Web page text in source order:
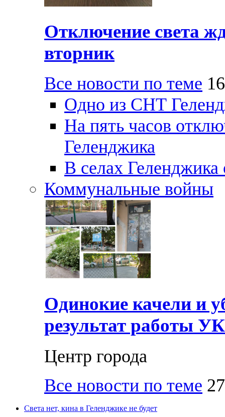
Отключение света
вторник
Все новости по теме
Одно из СНТ
На пять часов
Геленджика
В селах Геленджика
Коммунальные войны
Одинокие качели и
результат работы
Центр города
Все новости по теме
Света нет, кина в Геленджике не будет